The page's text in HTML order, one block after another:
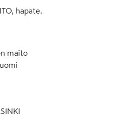
hapate.
maito